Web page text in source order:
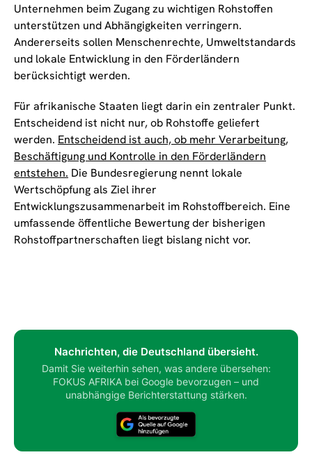
Unternehmen beim Zugang zu wichtigen Rohstoffen
unterstützen und Abhängigkeiten verringern.
Andererseits sollen Menschenrechte, Umweltstandards
und lokale Entwicklung in den Förderländern
berücksichtigt werden.
Für afrikanische Staaten liegt darin ein zentraler Punkt.
Entscheidend ist nicht nur, ob Rohstoffe geliefert
werden. Entscheidend ist auch, ob mehr Verarbeitung,
Beschäftigung und Kontrolle in den Förderländern
entstehen. Die Bundesregierung nennt lokale
Wertschöpfung als Ziel ihrer
Entwicklungszusammenarbeit im Rohstoffbereich. Eine
umfassende öffentliche Bewertung der bisherigen
Rohstoffpartnerschaften liegt bislang nicht vor.
Nachrichten, die Deutschland übersieht.
Damit Sie weiterhin sehen, was andere übersehen:
FOKUS AFRIKA bei Google bevorzugen – und
unabhängige Berichterstattung stärken.